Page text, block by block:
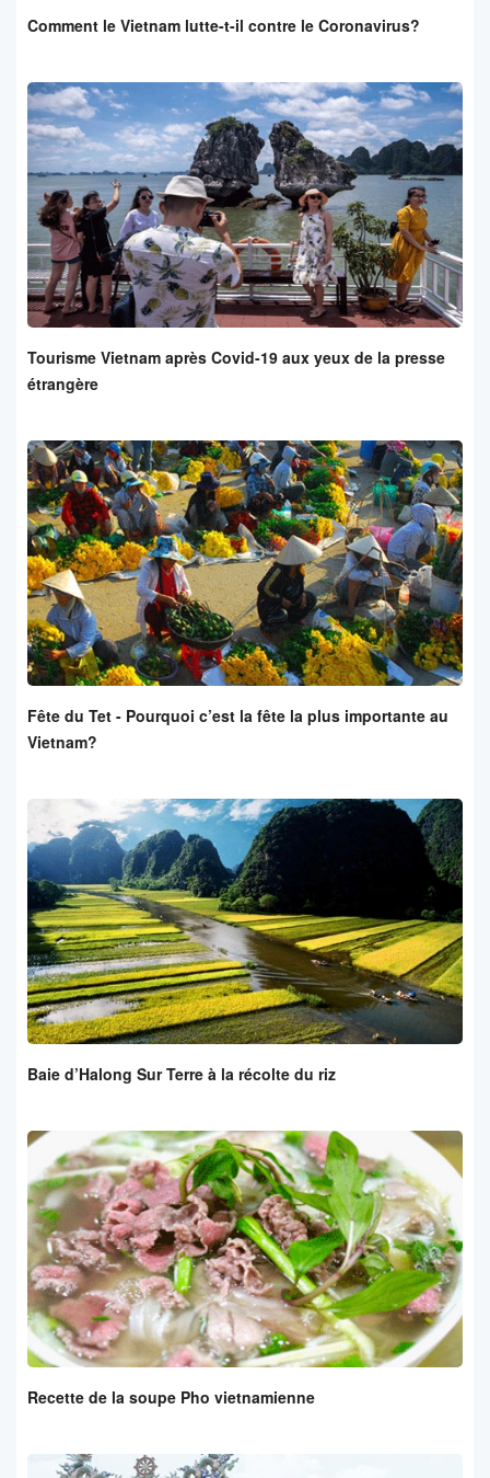
Comment le Vietnam lutte-t-il contre le Coronavirus?
Tourisme Vietnam après Covid-19 aux yeux de la presse
étrangère
Fête du Tet - Pourquoi c’est la fête la plus importante au
Vietnam?
Baie d’Halong Sur Terre à la récolte du riz
Recette de la soupe Pho vietnamienne